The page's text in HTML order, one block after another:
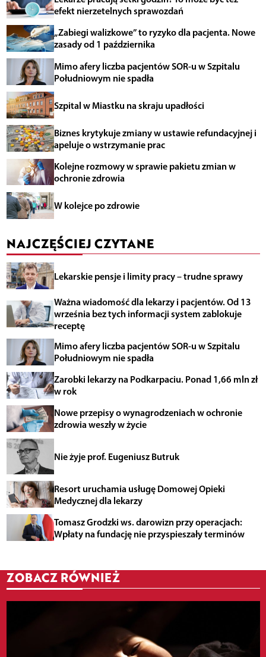
efekt nierzetelnych sprawozdań
„Zabiegi walizkowe” to ryzyko dla pacjenta. Nowe
zasady od 1 października
Mimo afery liczba pacjentów SOR-u w Szpitalu
Południowym nie spadła
Szpital w Miastku na skraju upadłości
Biznes krytykuje zmiany w ustawie refundacyjnej i
apeluje o wstrzymanie prac
Kolejne rozmowy w sprawie pakietu zmian w
ochronie zdrowia
W kolejce po zdrowie
NAJCZĘŚCIEJ CZYTANE
Lekarskie pensje i limity pracy – trudne sprawy
Ważna wiadomość dla lekarzy i pacjentów. Od 13
września bez tych informacji system zablokuje
receptę
Mimo afery liczba pacjentów SOR-u w Szpitalu
Południowym nie spadła
Zarobki lekarzy na Podkarpaciu. Ponad 1,66 mln zł
w rok
Nowe przepisy o wynagrodzeniach w ochronie
zdrowia weszły w życie
Nie żyje prof. Eugeniusz Butruk
Resort uruchamia usługę Domowej Opieki
Medycznej dla lekarzy
Tomasz Grodzki ws. darowizn przy operacjach:
Wpłaty na fundację nie przyspieszały terminów
ZOBACZ RÓWNIEŻ